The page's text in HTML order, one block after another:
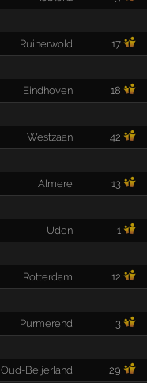
Ruinerwold 17
Eindhoven 18
Westzaan 42
Almere 13
Uden 1
Rotterdam 12
Purmerend 3
Oud-Beijerland 29